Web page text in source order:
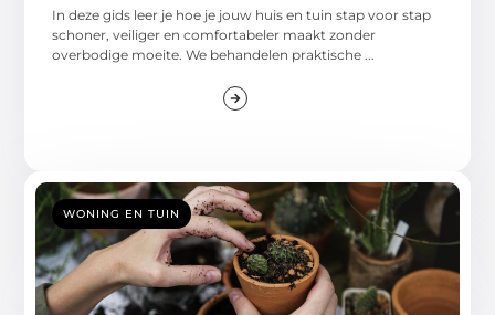
In deze gids leer je hoe je jouw huis en tuin stap voor stap
schoner, veiliger en comfortabeler maakt zonder
overbodige moeite. We behandelen praktische ...
WONING EN TUIN